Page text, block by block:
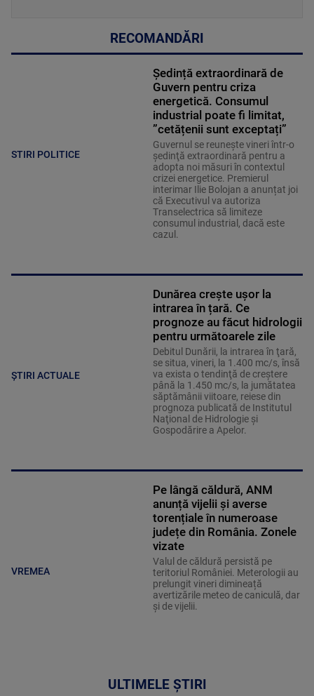
RECOMANDĂRI
STIRI POLITICE
Ședință extraordinară de
Guvern pentru criza
energetică. Consumul
industrial poate fi limitat,
”cetățenii sunt exceptați”
Guvernul se reuneşte vineri într-o
şedinţă extraordinară pentru a
adopta noi măsuri în contextul
crizei energetice. Premierul
interimar Ilie Bolojan a anunțat joi
că Executivul va autoriza
Transelectrica să limiteze
consumul industrial, dacă este
cazul.
ȘTIRI ACTUALE
Dunărea crește ușor la
intrarea în țară. Ce
prognoze au făcut hidrologii
pentru următoarele zile
Debitul Dunării, la intrarea în ţară,
se situa, vineri, la 1.400 mc/s, însă
va exista o tendinţă de creştere
până la 1.450 mc/s, la jumătatea
săptămânii viitoare, reiese din
prognoza publicată de Institutul
Naţional de Hidrologie şi
Gospodărire a Apelor.
VREMEA
Pe lângă căldură, ANM
anunță vijelii și averse
torențiale în numeroase
județe din România. Zonele
vizate
Valul de căldură persistă pe
teritoriul României. Meterologii au
prelungit vineri dimineață
avertizările meteo de caniculă, dar
și de vijelii.
ULTIMELE ȘTIRI